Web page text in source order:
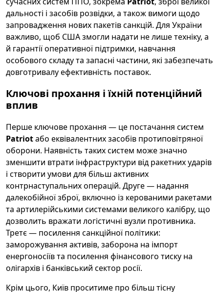
дальності і засобів розвідки, а також вимоги щодо
запровадження нових пакетів санкцій. Для України
важливо, щоб США змогли надати не лише техніку, а
й гарантії оперативної підтримки, навчання
особового складу та запасні частини, які забезпечать
довготривалу ефективність поставок.
Ключові прохання і їхній потенційний
вплив
Перше ключове прохання — це постачання систем
Patriotабо еквівалентних засобів протиповітряної
оборони. Наявність таких систем може значно
зменшити втрати інфраструктури від ракетних ударів
і створити умови для більш активних
контрнаступальних операцій. Друге — надання
далекобійної зброї, включно із керованими ракетами
та артилерійськими системами великого калібру, що
дозволить вражати логістичні вузли противника.
Третє — посилення санкційної політики:
заморожування активів, заборона на імпорт
енергоносіїв та посилення фінансового тиску на
олігархів і банківський сектор росії.
Крім цього, Київ проситиме про більш тісну